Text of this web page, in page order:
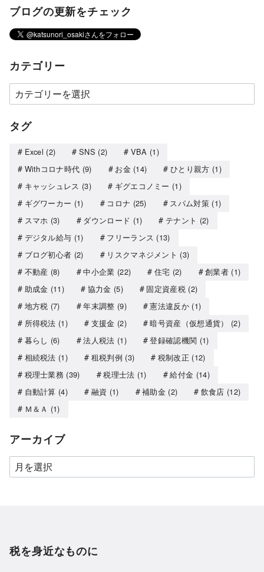
ブログの更新をチェック
カテゴリー
タグ
Excel (2) SNS (2) VBA (1)
Withコロナ時代 (9) お金(14) ひとり親方 (1)
キャッシュレス (3) ギグエコノミー (1)
ギグワーカー (1) コロナ (25) スパム対策(1)
スマホ (3) ダウンロード (1) テナント (2)
デジタル給与 (1) フリーランス (13)
ブログ初心者 (2) リスクマネジメント (3)
不動産 (8) 中小企業 (22) 住宅 (2) 創業者 (1)
助成金 (11) 協力金 (5) 固定資産税(2)
地方税 (7) 年末調整 (9) 憲法違反か(1)
所得税法 (1) 支援金 (2) 暗号資産（仮想通貨）
(2)
暮らし (6) 法人税法 (1) 登録確認機関 (1)
相続税法 (1) 租税判例 (3) 税制改正 (12)
税理士業務 (39) 税理士法 (1) 給付金 (14)
自動計算 (4) 融資 (1) 補助金 (2) 飲食店 (12)
Ｍ＆Ａ (1)
アーカイブ
税を身近なものに